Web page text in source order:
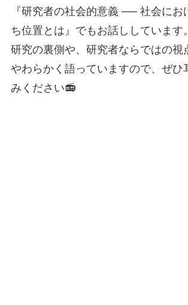
『研究者の社会的意義 ── 社会にお
ち位置とは』でもお話ししています。
研究の裏側や、研究者ならではの視
やわらかく語っていますので、ぜひ
みください📻